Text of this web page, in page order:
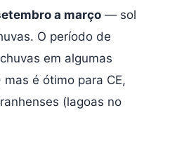
a março — sol
O período de
em algumas
mas é ótimo para CE,
(lagoas no